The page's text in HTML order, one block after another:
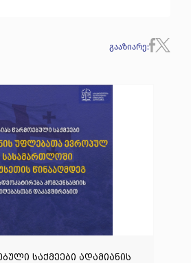
გააზიარე:
საქმეები ადამიანის